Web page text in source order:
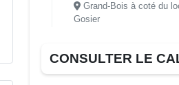
Grand-Bois à coté du
Gosier
Débat groupe de
des enfants
CONSULTER LE